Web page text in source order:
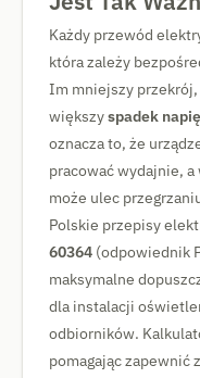
Każdy przewód
która zależy
Im mniejszy
większyspadek
oznacza to, że
pracować wydajnie,
może ulec
Polskie przepisy
60364 (odpowiednik
maksymalne
dla instalacji
odbiorników.
pomagając zapewnić